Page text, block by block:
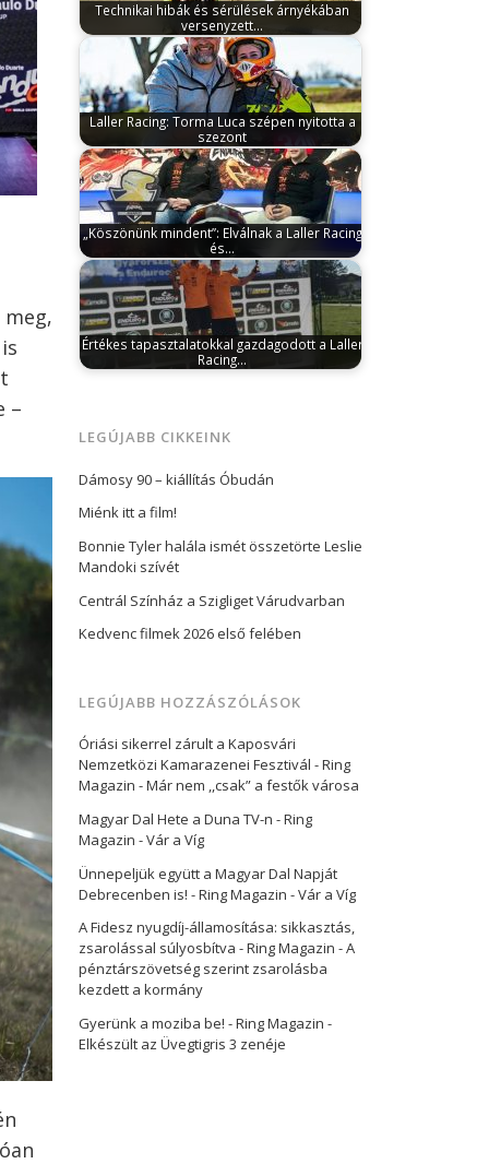
–
Technikai hibák és sérülések árnyékában
versenyzett…
április 26, 2026A tamási kétnapos
enduróhétvége komoly kihívások elé
állította a Laller…
Laller Racing: Torma Luca szépen nyitotta a
szezont
március 20, 2026A Laller Racing Dakar
Team számára Pécsen vette kezdetét a…
„Köszönünk mindent”: Elválnak a Laller Racing
és…
február 18, 2026Sok-sok bajnoki cím, Év
Motorsportólója díj, enduró EB és
világkupagyőzelem,…
Értékes tapasztalatokkal gazdagodott a Laller
Racing…
LEGÚJABB CIKKEINK
Dámosy 90 – kiállítás Óbudán
Miénk itt a film!
Bonnie Tyler halála ismét összetörte Leslie
Mandoki szívét
Centrál Színház a Szigliget Várudvarban
Kedvenc filmek 2026 első felében
LEGÚJABB HOZZÁSZÓLÁSOK
Óriási sikerrel zárult a Kaposvári
Nemzetközi Kamarazenei Fesztivál - Ring
Magazin -Már nem ,,csak” a festők városa
Magyar Dal Hete a Duna TV-n - Ring
Magazin -Vár a Víg
Ünnepeljük együtt a Magyar Dal Napját
Debrecenben is! - Ring Magazin -Vár a Víg
A Fidesz nyugdíj-államosítása: sikkasztás,
zsarolással súlyosbítva - Ring Magazin -A
pénztárszövetség szerint zsarolásba
kezdett a kormány
Gyerünk a moziba be! - Ring Magazin -
Elkészült az Üvegtigris 3 zenéje